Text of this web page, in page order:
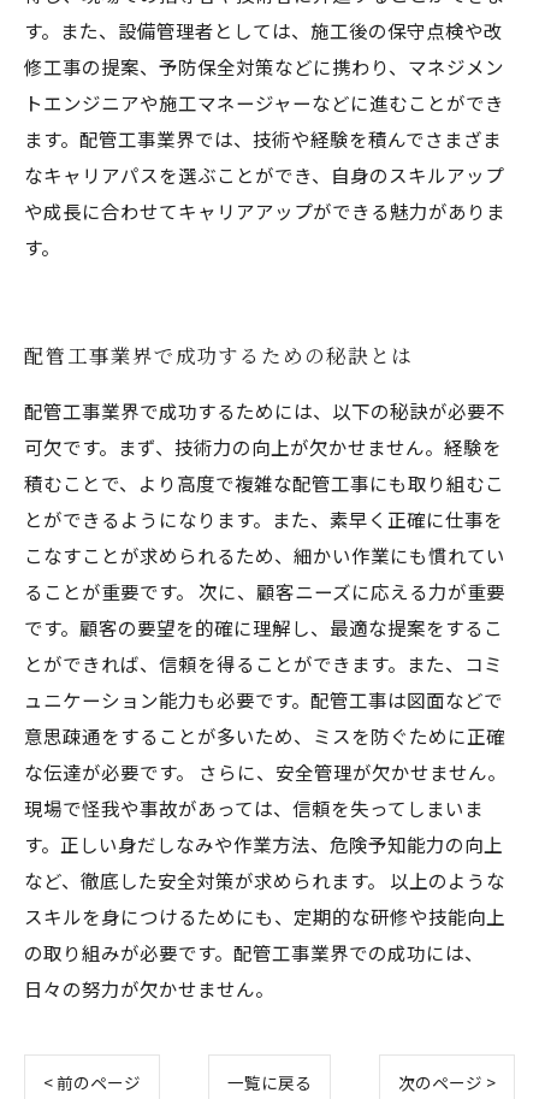
す。また、設備管理者としては、施工後の保守点検や改
修工事の提案、予防保全対策などに携わり、マネジメン
トエンジニアや施工マネージャーなどに進むことができ
ます。配管工事業界では、技術や経験を積んでさまざま
なキャリアパスを選ぶことができ、自身のスキルアップ
や成長に合わせてキャリアアップができる魅力がありま
す。
配管工事業界で成功するための秘訣とは
配管工事業界で成功するためには、以下の秘訣が必要不
可欠です。まず、技術力の向上が欠かせません。経験を
積むことで、より高度で複雑な配管工事にも取り組むこ
とができるようになります。また、素早く正確に仕事を
こなすことが求められるため、細かい作業にも慣れてい
ることが重要です。 次に、顧客ニーズに応える力が重要
です。顧客の要望を的確に理解し、最適な提案をするこ
とができれば、信頼を得ることができます。また、コミ
ュニケーション能力も必要です。配管工事は図面などで
意思疎通をすることが多いため、ミスを防ぐために正確
な伝達が必要です。 さらに、安全管理が欠かせません。
現場で怪我や事故があっては、信頼を失ってしまいま
す。正しい身だしなみや作業方法、危険予知能力の向上
など、徹底した安全対策が求められます。 以上のような
スキルを身につけるためにも、定期的な研修や技能向上
の取り組みが必要です。配管工事業界での成功には、
日々の努力が欠かせません。
< 前のページ 一覧に戻る 次のページ >